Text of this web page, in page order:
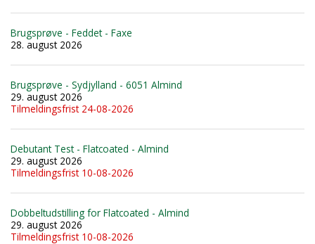
Brugsprøve - Feddet - Faxe
28. august 2026
Brugsprøve - Sydjylland - 6051 Almind
29. august 2026
Tilmeldingsfrist 24-08-2026
Debutant Test - Flatcoated - Almind
29. august 2026
Tilmeldingsfrist 10-08-2026
Dobbeltudstilling for Flatcoated - Almind
29. august 2026
Tilmeldingsfrist 10-08-2026